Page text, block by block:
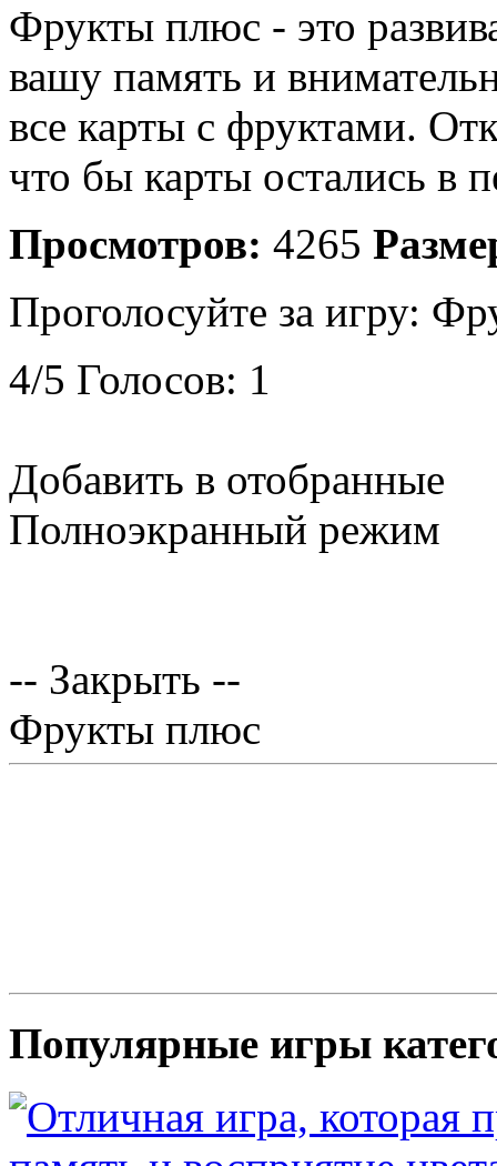
Фрукты плюс - это
вашу память и
все карты с фруктами.
что бы карты остались в
Просмотров: 4265
Проголосуйте за игру:
4/5 Голосов: 1
Добавить в отобранные
Полноэкранный режим
-- Закрыть --
Фрукты плюс
Популярные игры